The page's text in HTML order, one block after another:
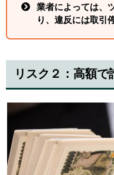
業者によっては、
り、違反には取引
リスク２：高額